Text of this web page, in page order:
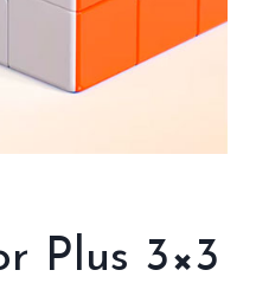
Plus 3×3